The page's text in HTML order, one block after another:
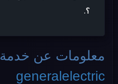
؟.
معلومات عن خدمة
generalelectric